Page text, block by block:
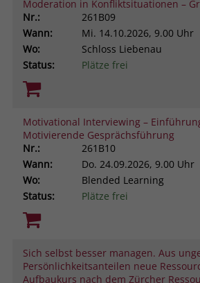
Moderation in Konfliktsituationen –
Nr.:
261B09
Wann:
Mi. 14.10.2026, 9.00 Uhr
Wo:
Schloss Liebenau
Status:
Plätze frei
Motivational Interviewing –
Motivierende Gesprächsführung
Nr.:
261B10
Wann:
Do. 24.09.2026, 9.00 Uhr
Wo:
Blended Learning
Status:
Plätze frei
Sich selbst besser managen. Aus
Persönlichkeitsanteilen neue
Aufbaukurs nach dem Zürcher